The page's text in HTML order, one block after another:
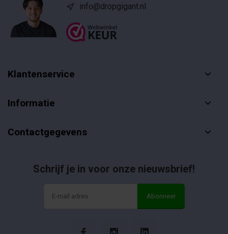
info@dropgigant.nl
Klantenservice
Informatie
Contactgegevens
Schrijf je in voor onze nieuwsbrief!
Abonneer